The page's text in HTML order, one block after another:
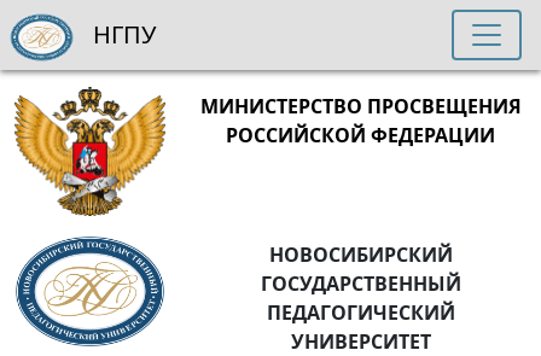
МИНИСТЕРСТВО ПРОСВЕЩЕНИЯ
РОССИЙСКОЙ ФЕДЕРАЦИИ
НОВОСИБИРСКИЙ
ГОСУДАРСТВЕННЫЙ
ПЕДАГОГИЧЕСКИЙ
УНИВЕРСИТЕТ
НГПУ